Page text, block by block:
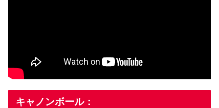
キャノンボール：